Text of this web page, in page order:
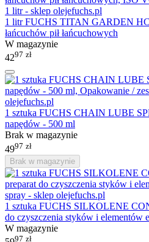
1 litr FUCHS TITAN GARDEN
łańcuchów pił łańcuchowych
W magazynie
4297 zł
1 sztuka FUCHS CHAIN LUBE
napędów - 500 ml
Brak w magazynie
4997 zł
Brak w magazynie
1 sztuka FUCHS SILKOLENE
do czyszczenia styków i elementów
W magazynie
97 zł